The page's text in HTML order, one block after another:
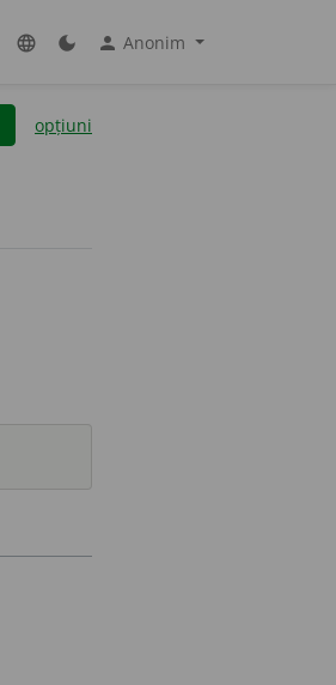
language dark_mode person Anonim
opțiuni